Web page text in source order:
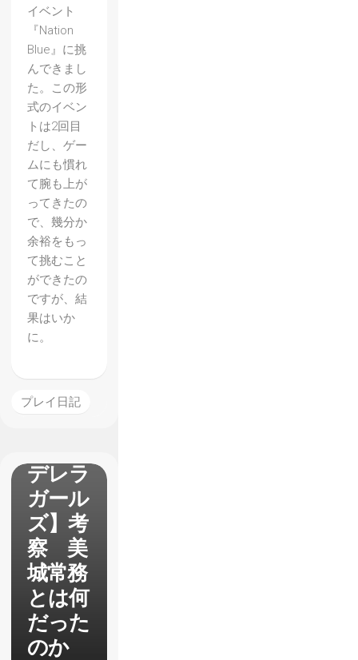
イベント
『Nation
Blue』に挑
んできまし
た。この形
式のイベン
トは2回目
だし、ゲー
ムにも慣れ
て腕も上が
ってきたの
で、幾分か
余裕をもっ
て挑むこと
ができたの
ですが、結
果はいか
に。
プレイ日記
デレラ
ガール
ズ】考
察 美
城常務
とは何
だった
のか